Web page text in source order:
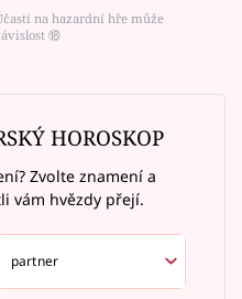
na hazardní hře může
⑱
HOROSKOP
Zvolte znamení a
vám hvězdy přejí.